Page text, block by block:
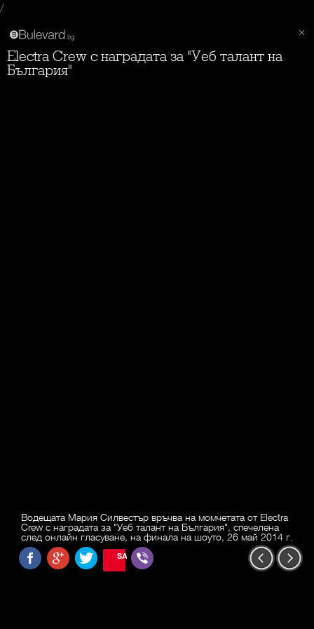
/
Electra Crew с наградата за "Уеб талант на
България"
Водещата Мария Силвестър връчва на момчетата от Electra
Crew с наградата за "Уеб талант на България", спечелена
след онлайн гласуване, на финала на шоуто, 26 май 2014 г.
SAVE